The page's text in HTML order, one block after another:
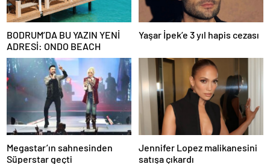
BODRUM’DA BU YAZIN YENİ
ADRESİ: ONDO BEACH
Yaşar İpek’e 3 yıl hapis cezası
Megastar’ın sahnesinden
Süperstar geçti
Jennifer Lopez malikanesini
satışa çıkardı